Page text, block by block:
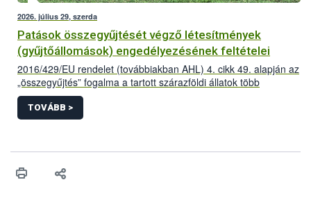
2026. július 29, szerda
Patások összegyűjtését végző létesítmények
(gyűjtőállomások) engedélyezésének feltételei
2016/429/EU rendelet (továbbiakban AHL) 4. cikk 49. alapján az
„összegyűjtés” fogalma a tartott szárazföldi állatok több
létesítményből történő összegyűjtése az adott állatfajra
vonatkozóan előírt minimum tartózkodási időnél rövidebb
időszakra vonatkozik,
TOVÁBB >